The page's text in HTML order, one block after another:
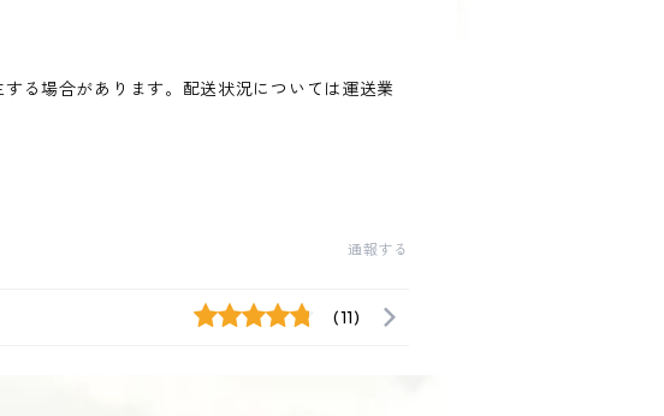
る場合があります。配送状況については運送業
通報する
(11)